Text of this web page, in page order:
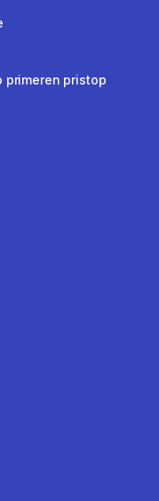
primeren pristop